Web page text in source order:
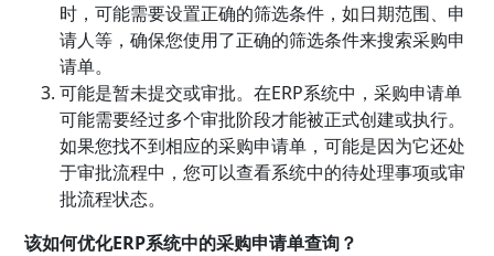
时，可能需要设置正确的筛选条件，如日期范围、申
请人等，确保您使用了正确的筛选条件来搜索采购申
请单。
可能是暂未提交或审批。在ERP系统中，采购申请单
可能需要经过多个审批阶段才能被正式创建或执行。
如果您找不到相应的采购申请单，可能是因为它还处
于审批流程中，您可以查看系统中的待处理事项或审
批流程状态。
该如何优化ERP系统中的采购申请单查询？